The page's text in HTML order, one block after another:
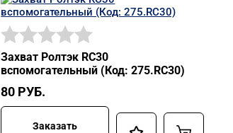
Захват Ролтэк RC30
вспомогательный (Код: 275.RC30)
80 РУБ.
Заказать